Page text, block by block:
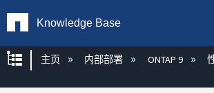
Knowledge Base
扩展/隐缩全局层次
主页 内部部署 ONTAP 9